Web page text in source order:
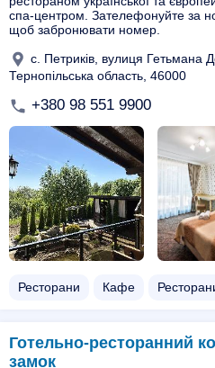
спа-центром. Зателефонуйте за
щоб забронювати номер.
с. Петриків, вулиця Гетьмана
Тернопільська область, 46000
+380 98 551 9900
Ресторани Кафе
Готельно-ресторанний
замок